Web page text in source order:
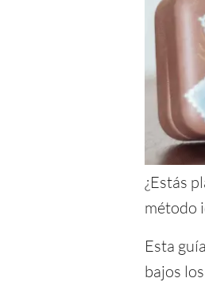
¿Estás
método
Esta
bajos